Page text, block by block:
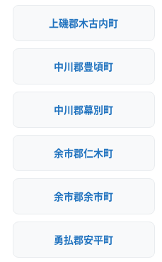
上磯郡木古内町
中川郡豊頃町
中川郡幕別町
余市郡仁木町
余市郡余市町
勇払郡安平町